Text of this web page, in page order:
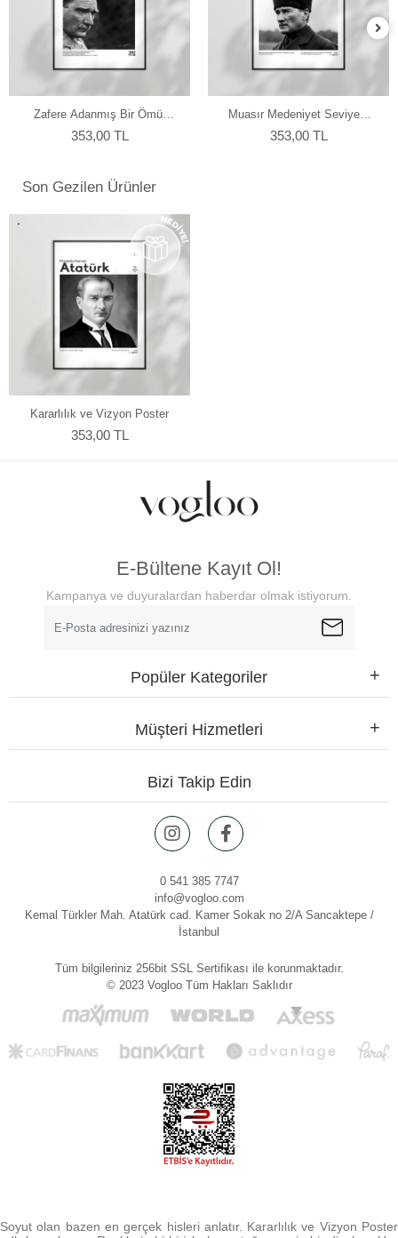
Zafere Adanmış Bir Ömür
Poster
353,00 TL
Muasır Medeniyet Seviyesi
Poster
353,00 TL
Son Gezilen Ürünler
Kararlılık ve Vizyon Poster
353,00 TL
E-Bültene Kayıt Ol!
Kampanya ve duyuralardan haberdar olmak istiyorum.
Popüler Kategoriler
Müşteri Hizmetleri
Bizi Takip Edin
0 541 385 7747
info@vogloo.com
Kemal Türkler Mah. Atatürk cad. Kamer Sokak no 2/A Sancaktepe /
İstanbul
Tüm bilgileriniz 256bit SSL Sertifikası ile korunmaktadır.
© 2023 Vogloo Tüm Hakları Saklıdır
Soyut olan bazen en gerçek hisleri anlatır. Kararlılık ve Vizyon Poster